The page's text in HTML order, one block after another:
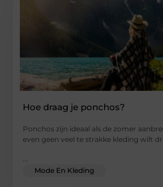
Hoe draag je ponchos?
Ponchos zijn ideaal als de zomer
even geen veel te strakke kleding wilt
Mode En Kleding